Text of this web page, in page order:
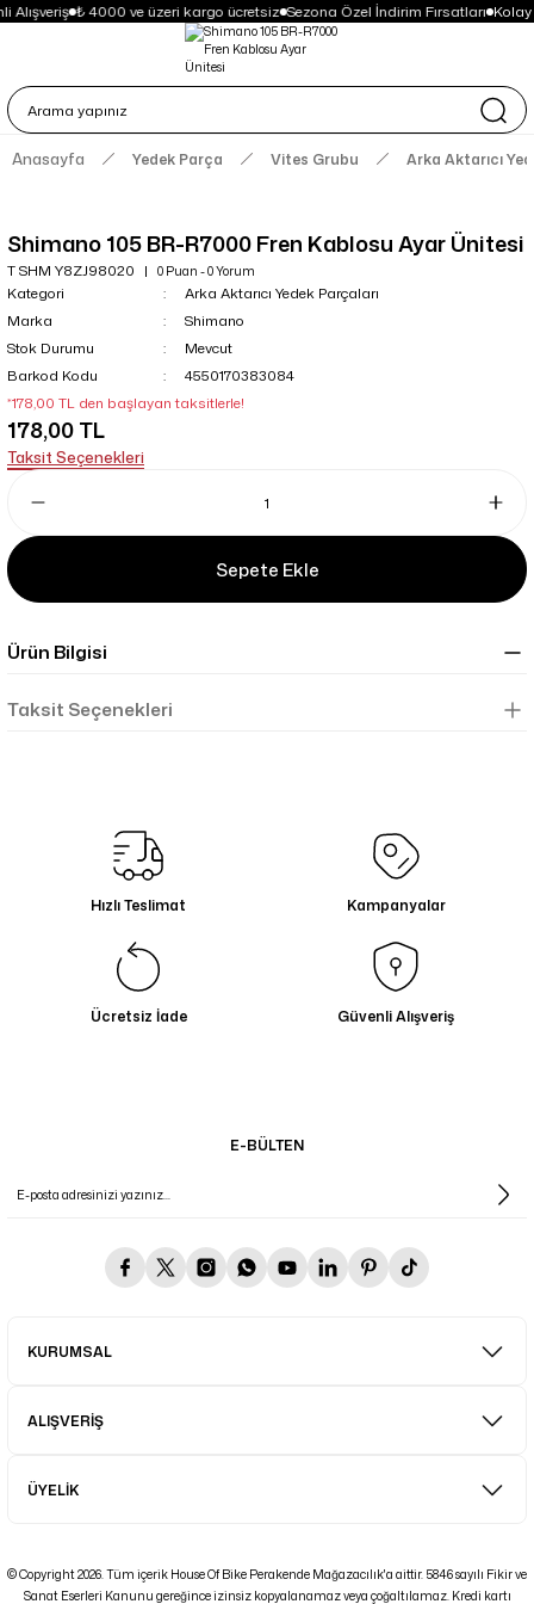
Alışveriş ₺ 4000 ve üzeri kargo ücretsiz Sezona Özel İndirim Fırsatları Kolay
Anasayfa Yedek Parça Vites Grubu Arka Aktarıcı
Shimano 105 BR-R7000 Fren Kablosu Ayar Ünitesi
T SHM Y8ZJ98020 0 Puan - 0 Yorum
Kategori
Arka Aktarıcı Yedek Parçaları
Marka
Shimano
Stok Durumu
Mevcut
Barkod Kodu
4550170383084
*178,00 TL den başlayan taksitlerle!
178,00 TL
Taksit Seçenekleri
Sepete Ekle
Ürün Bilgisi
Taksit Seçenekleri
Hızlı Teslimat Kampanyalar
Ücretsiz İade Güvenli Alışveriş
E-BÜLTEN
KURUMSAL
ALIŞVERİŞ
ÜYELİK
© Copyright 2026. Tüm içerik House Of Bike Perakende Mağazacılık'a aittir. 5846 sayılı Fikir ve
Sanat Eserleri Kanunu gereğince izinsiz kopyalanamaz veya çoğaltılamaz. Kredi kartı